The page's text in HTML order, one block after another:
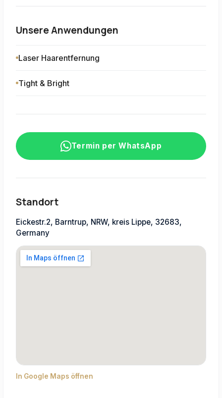
Unsere Anwendungen
Laser Haarentfernung
Tight & Bright
Termin per WhatsApp
Standort
Eickestr.2, Barntrup, NRW, kreis Lippe, 32683,
Germany
In Google Maps öffnen